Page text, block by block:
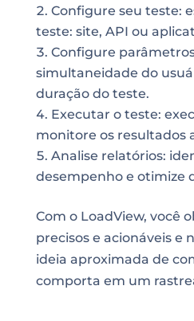
Configure seu teste:
teste: site, API ou
Configure
simultaneidade do
duração do teste.
Executar o teste:
monitore os resultados
Analise relatórios:
desempenho e otimize
Com o LoadView, você
precisos e acionáveis e
ideia aproximada de
comporta em um